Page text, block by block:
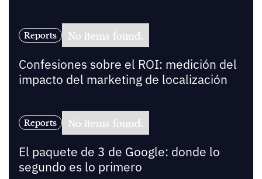
Reports No items found.
Confesiones sobre el ROI: medición del
impacto del marketing de localización
Reports No items found.
El paquete de 3 de Google: donde lo
segundo es lo primero